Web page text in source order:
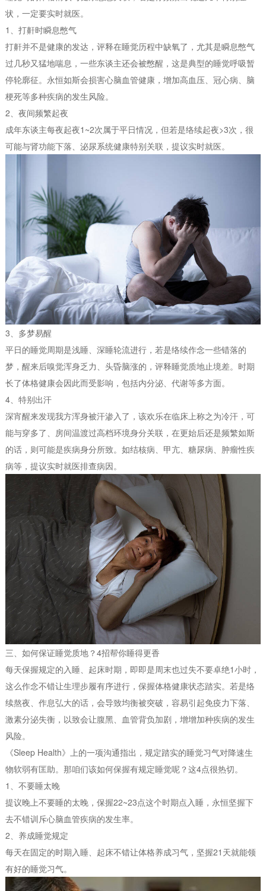
状，一定要实时就医。
1、打鼾时瞬息憋气
打鼾并不是健康的发达，评释在睡觉历程中缺氧了，尤其是瞬息憋气
过几秒又猛地喘息，一些东谈主还会被憋醒，这是典型的睡觉呼吸暂
停轮廓征。永恒如斯会损害心脑血管健康，增加高血压、冠心病、脑
梗死等多种疾病的发生风险。
2、夜间频繁起夜
成年东谈主每夜起夜1~2次属于平日情况，但若是络续起夜>3次，很
可能与肾功能下落、泌尿系统健康特别关联，提议实时就医。
3、多梦易醒
平日的睡觉周期是浅睡、深睡轮流进行，若是络续作念一些错落的
梦，醒来后嗅觉浑身乏力、头昏脑涨的，评释睡觉质地止境差。时期
长了体格健康会因此而受影响，包括内分泌、代谢等多方面。
4、特别出汗
深宵醒来发现我方浑身被汗渗入了，该欢乐在临床上称之为冷汗，可
能与穿多了、房间温渡过高档环境身分关联，在更始后还是频繁如斯
的话，则可能是疾病身分所致。如结核病、甲亢、糖尿病、肿瘤性疾
病等，提议实时就医排查病因。
三、如何保证睡觉质地？4招帮你睡得更香
每天保握规定的入睡、起床时期，即即是周末也过失不要卓绝1小时，
这么作念不错让生理步履有序进行，保握体格健康状态踏实。若是络
续熬夜、作息弘大的话，会导致均衡被突破，容易引起免疫力下落、
激素分泌失衡，以致会让腹黑、血管背负加剧，增增加种疾病的发生
风险。
《Sleep Health》上的一项沟通指出，规定踏实的睡觉习气对降速生
物软弱有匡助。那咱们该如何保握有规定睡觉呢？这4点很热切。
1、不要睡太晚
提议晚上不要睡的太晚，保握22~23点这个时期点入睡，永恒坚握下
去不错训斥心脑血管疾病的发生率。
2、养成睡觉规定
每天在固定的时期入睡、起床不错让体格养成习气，坚握21天就能领
有好的睡觉习气。